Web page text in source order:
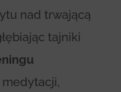
nad trwającą
tajniki